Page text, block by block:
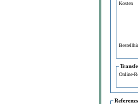
Kosten
Online-